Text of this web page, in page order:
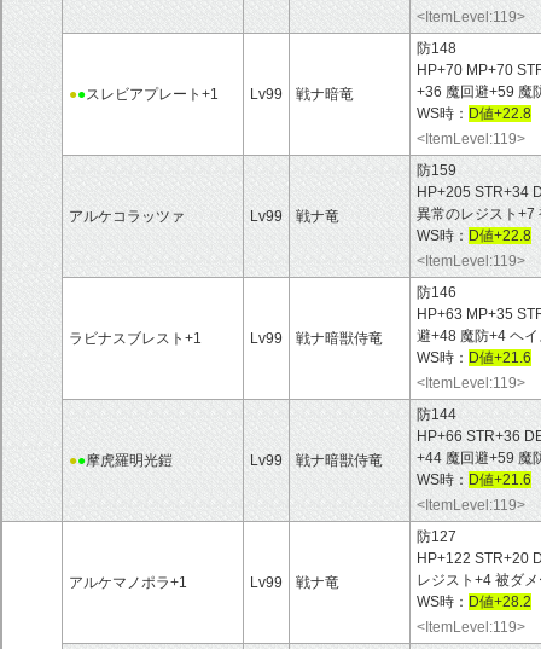
<ItemLevel:119>
●●スレビアプレート+1 Lv99 戦ナ暗竜
防148
HP+70 MP+70
+36 魔回避+59 魔
WS時： D値+22.8
<ItemLevel:119>
アルケコラッツァ Lv99 戦ナ竜
防159
HP+205 STR+34
異常のレジスト+7
WS時： D値+22.8
<ItemLevel:119>
ラビナスブレスト+1 Lv99 戦ナ暗獣侍竜
防146
HP+63 MP+35
避+48 魔防+4 ヘ
WS時： D値+21.6
<ItemLevel:119>
●●摩虎羅明光鎧 Lv99 戦ナ暗獣侍竜
防144
HP+66 STR+36
+44 魔回避+59 魔
WS時： D値+21.6
<ItemLevel:119>
アルケマノポラ+1 Lv99 戦ナ竜
防127
HP+122 STR+20
レジスト+4 被ダ
WS時： D値+28.2
<ItemLevel:119>